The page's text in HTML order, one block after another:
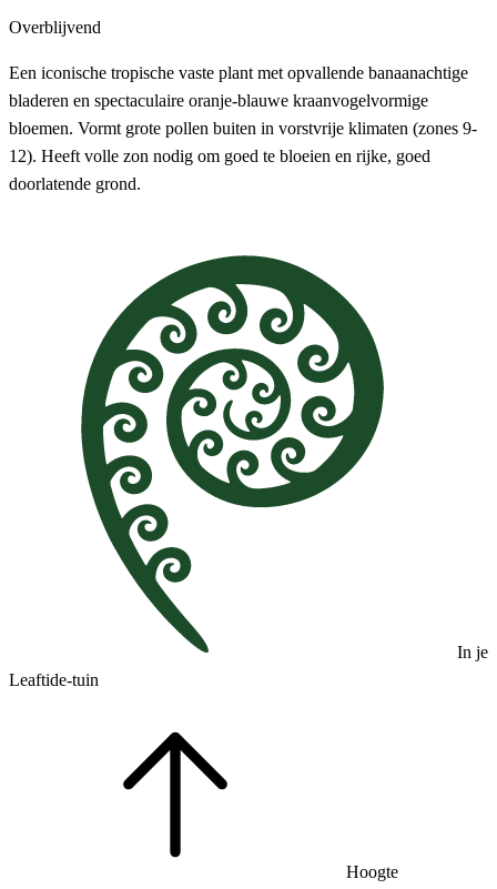
Overblijvend
Een iconische tropische vaste plant met opvallende banaanachtige
bladeren en spectaculaire oranje-blauwe kraanvogelvormige
bloemen. Vormt grote pollen buiten in vorstvrije klimaten (zones 9-
12). Heeft volle zon nodig om goed te bloeien en rijke, goed
doorlatende grond.
In je
Leaftide-tuin
Hoogte